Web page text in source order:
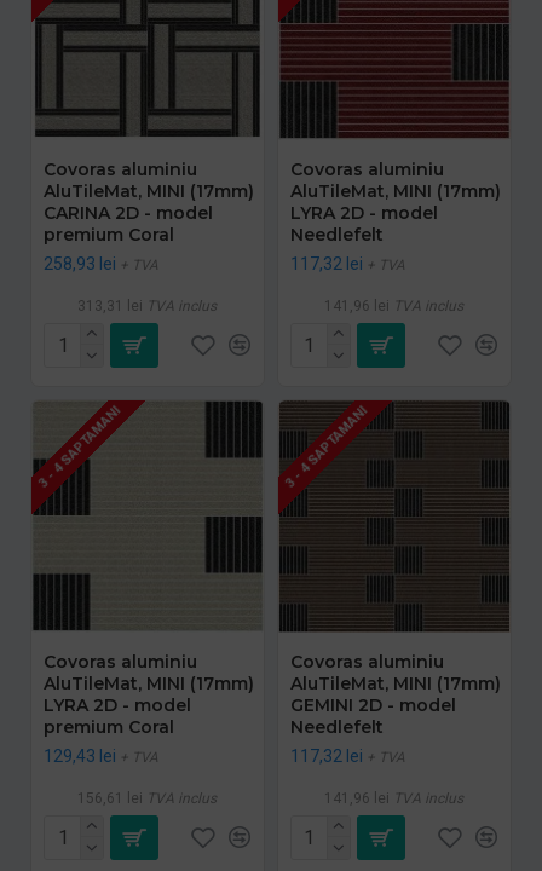
Covoras aluminiu
AluTileMat, MINI (17mm)
CARINA 2D - model
premium Coral
258,93 lei + TVA
313,31 lei TVA inclus
Covoras aluminiu
AluTileMat, MINI (17mm)
LYRA 2D - model
Needlefelt
117,32 lei + TVA
141,96 lei TVA inclus
3 - 4 SAPTAMANI
Covoras aluminiu
AluTileMat, MINI (17mm)
LYRA 2D - model
premium Coral
129,43 lei + TVA
156,61 lei TVA inclus
3 - 4 SAPTAMANI
Covoras aluminiu
AluTileMat, MINI (17mm)
GEMINI 2D - model
Needlefelt
117,32 lei + TVA
141,96 lei TVA inclus